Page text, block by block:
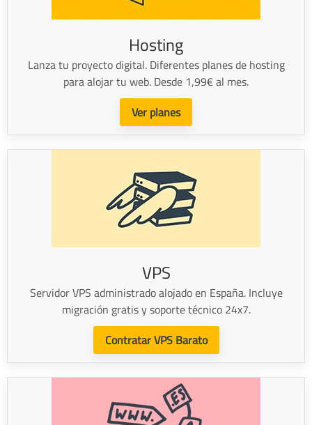
Hosting
Lanza tu proyecto digital. Diferentes planes de hosting
para alojar tu web. Desde 1,99€ al mes.
Ver planes
VPS
Servidor VPS administrado alojado en España. Incluye
migración gratis y soporte técnico 24x7.
Contratar VPS Barato